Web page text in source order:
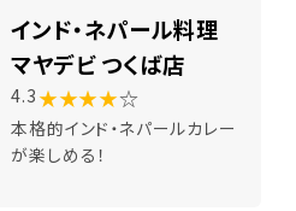
インド・ネパール料理
マヤデビ つくば店
4.3 ★★★★☆
本格的インド・ネパールカレー
が楽しめる！